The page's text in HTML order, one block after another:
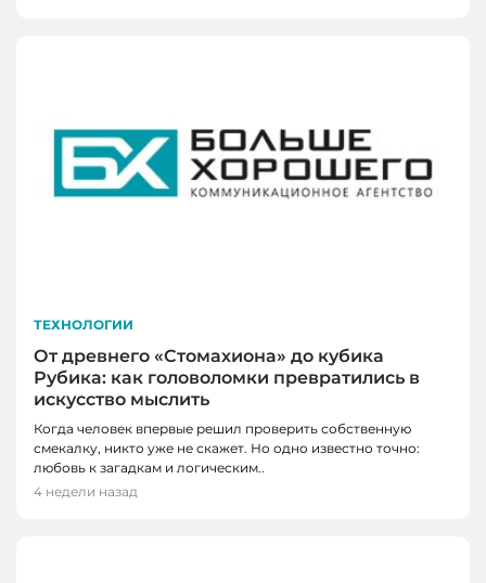
ТЕХНОЛОГИИ
От древнего «Стомахиона» до кубика
Рубика: как головоломки превратились в
искусство мыслить
Когда человек впервые решил проверить собственную
смекалку, никто уже не скажет. Но одно известно точно:
любовь к загадкам и логическим..
4 недели назад